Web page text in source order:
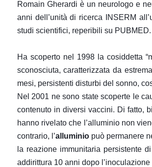
Romain Gherardi è un neurologo e
anni dell’unità di ricerca INSERM
studi scientifici, reperibili su PUBMED.
Ha scoperto nel 1998 la cosiddetta
sconosciuta, caratterizzata da
mesi, persistenti disturbi del sonno,
Nel 2001 ne sono state scoperte le
contenuto in diversi vaccini. Di fatto,
hanno rivelato che l’alluminio non
contrario, l’alluminiopuò permanere
la reazione immunitaria persistente
addirittura 10 anni dopo